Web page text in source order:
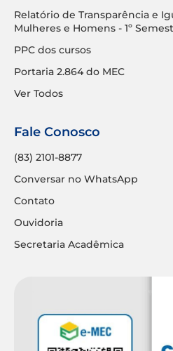
Relatório de Transparência e
Mulheres e Homens - 1º
PPC dos cursos
Portaria 2.864 do MEC
Ver Todos
Fale Conosco
(83) 2101-8877
Conversar no WhatsApp
Contato
Ouvidoria
Secretaria Acadêmica